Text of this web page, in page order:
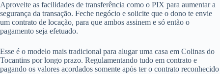
Aproveite as facilidades de transferência como o PIX para aumentar a
segurança da transação. Feche negócio e solicite que o dono te envie
um contrato de locação, para que ambos assinem e só então o
pagamento seja efetuado.
Esse é o modelo mais tradicional para alugar uma casa em Colinas do
Tocantins por longo prazo. Regulamentando tudo em contrato e
pagando os valores acordados somente após ter o contrato reconhecido